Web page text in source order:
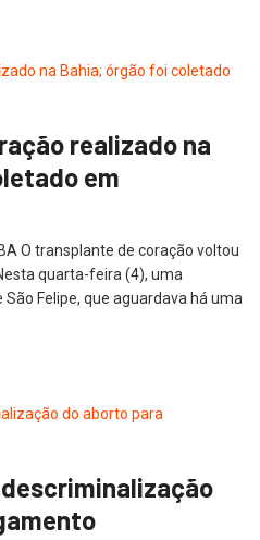
realizado na
em
O transplante de coração voltou
quarta-feira (4), uma
Felipe, que aguardava há uma